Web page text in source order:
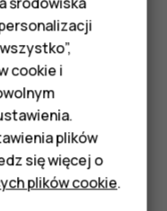
i innych
przechowuj je w co
takich jak
albo je
może się
to normalny objaw.
cookie i
plików
się więcej o
plików cookie.